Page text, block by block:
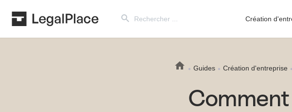
for:
Création
Guides Création d'entreprise